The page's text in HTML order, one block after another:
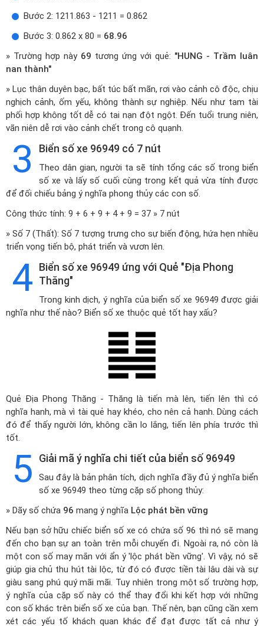
Bước 2: 1211.863 - 1211 = 0.862
Bước 3: 0.862 x 80 = 68.96
» Trường hợp này 69 tương ứng với quẻ: "HUNG - Trầm luân
nan thành"
» Lục thân duyên bạc, bất túc bất mãn, rơi vào cảnh cô độc, chịu
nghịch cảnh, ốm yếu, không thành sự nghiệp. Nếu như tam tài
phối hợp không tốt dễ có tai nạn đột ngột. Đến tuổi trung niên,
vãn niên dễ rơi vào cảnh chết trong cô quạnh.
3 Biển số xe 96949 có 7 nút
Theo dân gian, người ta sẽ tính tổng các số trong biển
số xe và lấy số cuối cùng trong kết quả vừa tính được
để đối chiếu bảng ý nghĩa phong thủy các con số.
Công thức tính: 9 + 6 + 9 + 4 + 9 = 37 » 7 nút
» Số 7 (Thất): Số 7 tượng trưng cho sự biến động, hứa hẹn nhiều
triển vọng tiến bộ, phát triển và vươn lên.
4 Biển số xe 96949 ứng với Quẻ "Địa Phong
Thăng"
Trong kinh dịch, ý nghĩa của biển số xe 96949 được giải
nghĩa như thế nào? Biển số xe thuộc quẻ tốt hay xấu?
Quẻ Địa Phong Thăng - Thăng là tiến mà lên, tiến lên thì có
nghĩa hanh, mà vì tài quẻ hay khéo, cho nên cả hanh. Dùng cách
đó để thấy người lớn, không cần lo lắng, tiến lên phía trước thì
tốt.
5 Giải mã ý nghĩa chi tiết của biển số 96949
Sau đây là bản phân tích, dịch nghĩa đầy đủ ý nghĩa biển
số xe 96949 theo từng cặp số phong thủy:
» Dãy số chứa 96 mang ý nghĩa Lộc phát bền vững
Nếu bạn sở hữu chiếc biển số xe có chứa số 96 thì nó sẽ mang
đến cho bạn sự an toàn trên mỗi chuyến đi. Ngoài ra, nó còn là
một con số may mắn với ẩn ý 'lộc phát bền vững'. Vì vậy, nó sẽ
giúp gia chủ thu hút tài lộc, từ đó có được tiền tài lâu dài và sự
giàu sang phú quý mãi mãi. Tuy nhiên trong một số trường hợp,
ý nghĩa của cặp số này có thể thay đổi khi kết hợp với những
con số khác trên biển số xe của bạn. Thế nên, bạn cũng cần xem
xét các yếu tố khách quan khác để đạt được tất cả như ý